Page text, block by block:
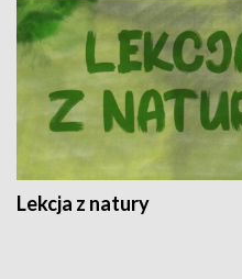
Lekcja z natury